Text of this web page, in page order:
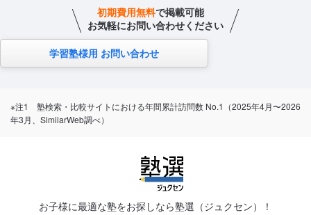
初期費用無料で掲載可能
お気軽にお問い合わせください
学習塾様用 お問い合わせ
※注1 塾検索・比較サイトにおける年間累計訪問数 No.1（2025年4月〜2026
年3月、SimilarWeb調べ）
お子様に最適な塾をお探しなら塾選（ジュクセン）！